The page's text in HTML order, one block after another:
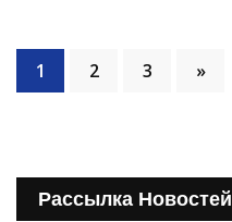
1 2 3 »
Рассылка Новостей